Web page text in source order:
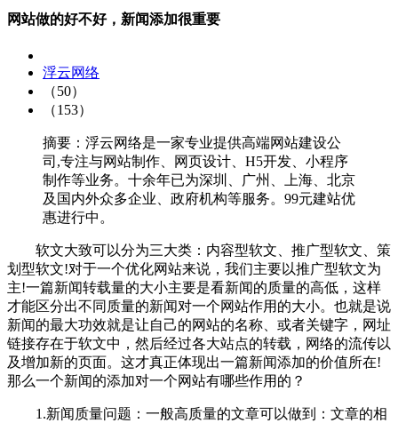
网站做的好不好，新闻添加很重要
浮云网络
（50）
（153）
摘要：浮云网络是一家专业提供高端网站建设公
司,专注与网站制作、网页设计、H5开发、小程序
制作等业务。十余年已为深圳、广州、上海、北京
及国内外众多企业、政府机构等服务。99元建站优
惠进行中。
软文大致可以分为三大类：内容型软文、推广型软文、策
划型软文!对于一个优化网站来说，我们主要以推广型软文为
主!一篇新闻转载量的大小主要是看新闻的质量的高低，这样
才能区分出不同质量的新闻对一个网站作用的大小。也就是说
新闻的最大功效就是让自己的网站的名称、或者关键字，网址
链接存在于软文中，然后经过各大站点的转载，网络的流传以
及增加新的页面。这才真正体现出一篇新闻添加的价值所在!
那么一个新闻的添加对一个网站有哪些作用的？
1.新闻质量问题：一般高质量的文章可以做到：文章的相